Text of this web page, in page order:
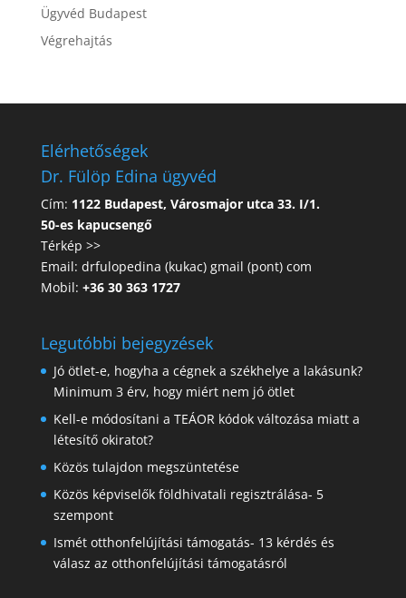
Ügyvéd Budapest
Végrehajtás
Elérhetőségek
Dr. Fülöp Edina ügyvéd
Cím: 1122 Budapest, Városmajor utca 33. I/1.
50-es kapucsengő
Térkép >>
Email: drfulopedina (kukac) gmail (pont) com
Mobil: +36 30 363 1727
Legutóbbi bejegyzések
Jó ötlet-e, hogyha a cégnek a székhelye a lakásunk?
Minimum 3 érv, hogy miért nem jó ötlet
Kell-e módosítani a TEÁOR kódok változása miatt a
létesítő okiratot?
Közös tulajdon megszüntetése
Közös képviselők földhivatali regisztrálása- 5
szempont
Ismét otthonfelújítási támogatás- 13 kérdés és
válasz az otthonfelújítási támogatásról